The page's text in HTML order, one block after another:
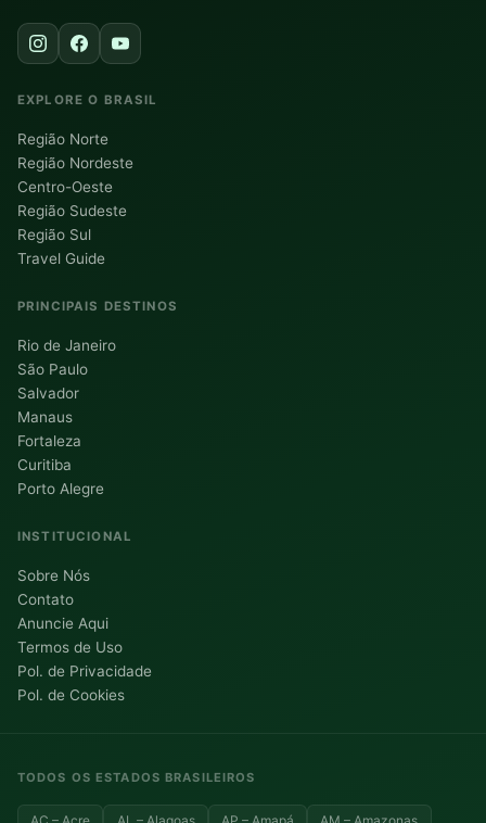
EXPLORE O BRASIL
Região Norte
Região Nordeste
Centro-Oeste
Região Sudeste
Região Sul
Travel Guide
PRINCIPAIS DESTINOS
Rio de Janeiro
São Paulo
Salvador
Manaus
Fortaleza
Curitiba
Porto Alegre
INSTITUCIONAL
Sobre Nós
Contato
Anuncie Aqui
Termos de Uso
Pol. de Privacidade
Pol. de Cookies
TODOS OS ESTADOS BRASILEIROS